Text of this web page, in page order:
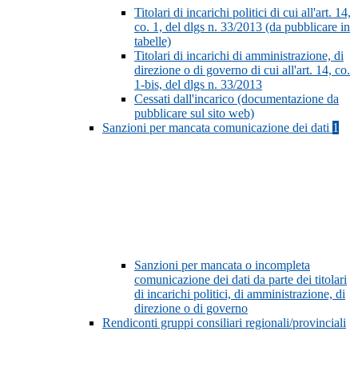
Titolari di incarichi politici di cui all'art. 14,
co. 1, del dlgs n. 33/2013 (da pubblicare in
tabelle)
Titolari di incarichi di amministrazione, di
direzione o di governo di cui all'art. 14, co.
1-bis, del dlgs n. 33/2013
Cessati dall'incarico (documentazione da
pubblicare sul sito web)
Sanzioni per mancata comunicazione dei dati 1
Sanzioni per mancata o incompleta
comunicazione dei dati da parte dei titolari
di incarichi politici, di amministrazione, di
direzione o di governo
Rendiconti gruppi consiliari regionali/provinciali